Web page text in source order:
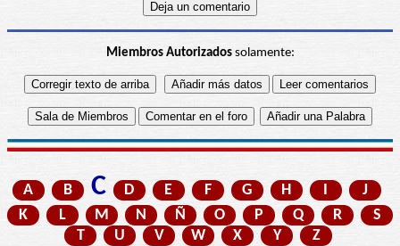
Miembros Autorizadossolamente:
A B C D E F G H I
J
K
L M N Ñ O P Q R
S
T
U V W X Y Z